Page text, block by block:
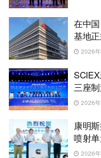
在中
基地
2026
三座
2026
康明
喷射
2026